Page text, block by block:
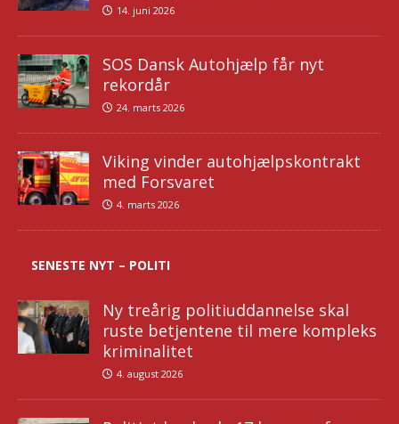
14. juni 2026
SOS Dansk Autohjælp får nyt
rekordår
24. marts 2026
Viking vinder autohjælpskontrakt
med Forsvaret
4. marts 2026
SENESTE NYT – POLITI
Ny treårig politiuddannelse skal
ruste betjentene til mere kompleks
kriminalitet
4. august 2026